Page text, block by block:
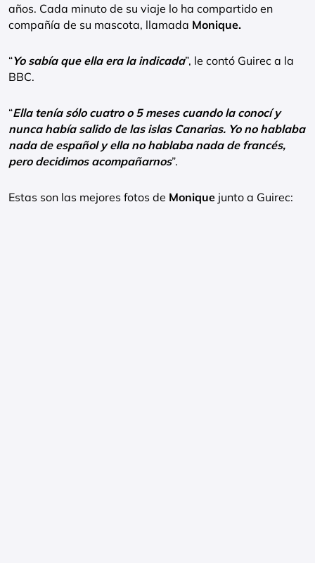
años. Cada minuto de su viaje lo ha compartido en
compañía de su mascota, llamada Monique.
“Yo sabía que ella era la indicada”, le contó Guirec a la
BBC.
“Ella tenía sólo cuatro o 5 meses cuando la conocí y
nunca había salido de las islas Canarias. Yo no hablaba
nada de español y ella no hablaba nada de francés,
pero decidimos acompañarnos”.
Estas son las mejores fotos de Monique junto a Guirec: